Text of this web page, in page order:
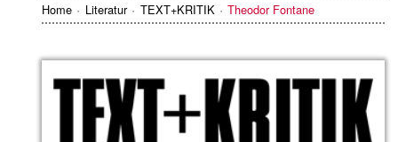
Home Literatur TEXT+KRITIK Theodor Fontane